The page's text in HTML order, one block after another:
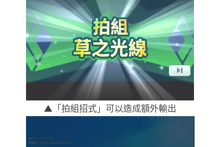
▲「拍組招式」可以造成額外輸出